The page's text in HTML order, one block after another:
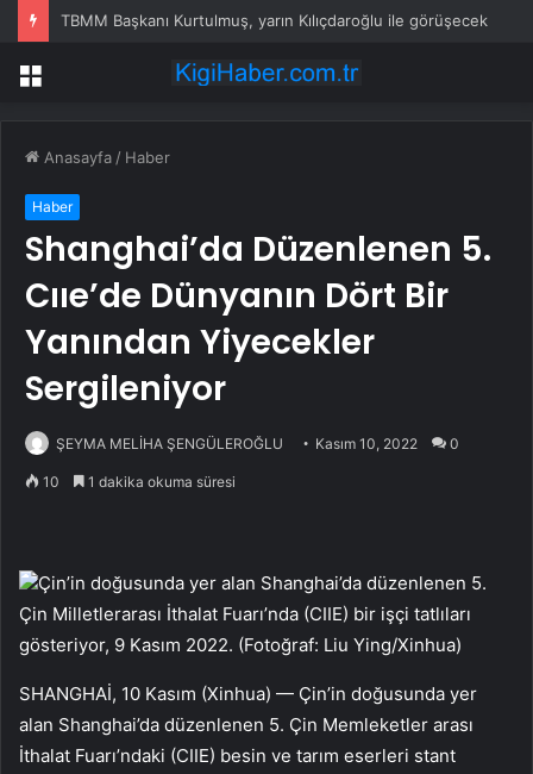
TBMM Başkanı Kurtulmuş, yarın Kılıçdaroğlu ile görüşecek
Menü
Anasayfa / Haber
Haber
Shanghai’da Düzenlenen 5.
Cııe’de Dünyanın Dört Bir
Yanından Yiyecekler
Sergileniyor
ŞEYMA MELİHA ŞENGÜLEROĞLU Kasım 10, 2022 0
10 1 dakika okuma süresi
Çin’in doğusunda yer alan Shanghai’da düzenlenen 5.
Çin Milletlerarası İthalat Fuarı’nda (CIIE) bir işçi tatlıları
gösteriyor, 9 Kasım 2022. (Fotoğraf: Liu Ying/Xinhua)
SHANGHAİ, 10 Kasım (Xinhua) — Çin’in doğusunda yer
alan Shanghai’da düzenlenen 5. Çin Memleketler arası
İthalat Fuarı’ndaki (CIIE) besin ve tarım eserleri stant